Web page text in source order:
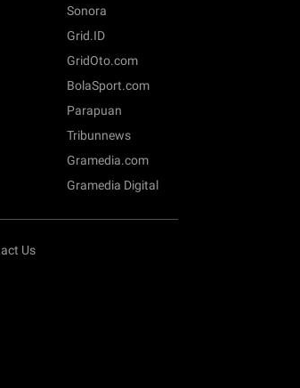
Sonora
Grid.ID
GridOto.com
BolaSport.com
Parapuan
Tribunnews
Gramedia.com
Gramedia Digital
Us